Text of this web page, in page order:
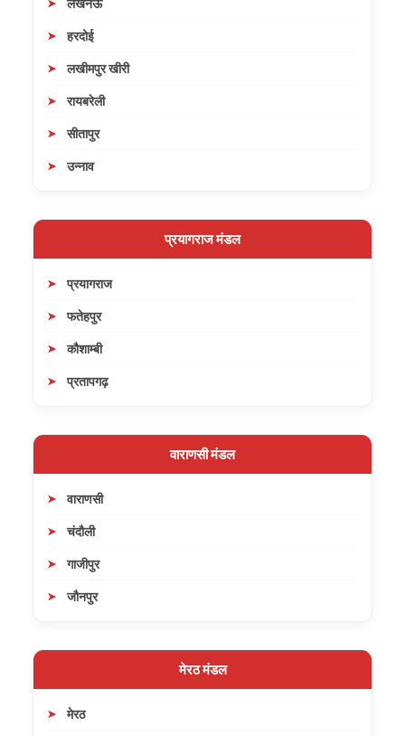
लखनऊ
हरदोई
लखीमपुर खीरी
रायबरेली
सीतापुर
उन्नाव
प्रयागराज मंडल
प्रयागराज
फतेहपुर
कौशाम्बी
प्रतापगढ़
वाराणसी मंडल
वाराणसी
चंदौली
गाजीपुर
जौनपुर
मेरठ मंडल
मेरठ